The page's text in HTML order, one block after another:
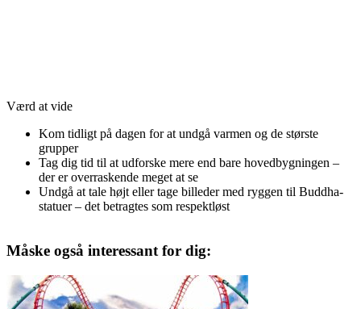
Værd at vide
Kom tidligt på dagen for at undgå varmen og de største
grupper
Tag dig tid til at udforske mere end bare hovedbygningen –
der er overraskende meget at se
Undgå at tale højt eller tage billeder med ryggen til Buddha-
statuer – det betragtes som respektløst
Måske også interessant for dig: